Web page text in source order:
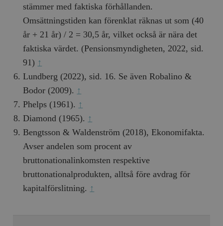
stämmer med faktiska förhållanden.
Omsättningstiden kan förenklat räknas ut som (40
år + 21 år) / 2 = 30,5 år, vilket också är nära det
faktiska värdet. (Pensionsmyndigheten, 2022, sid.
91) ↑
Lundberg (2022), sid. 16. Se även Robalino &
Bodor (2009). ↑
Phelps (1961). ↑
Diamond (1965). ↑
Bengtsson & Waldenström (2018), Ekonomifakta.
Avser andelen som procent av
bruttonationalinkomsten respektive
bruttonationalprodukten, alltså före avdrag för
kapitalförslitning. ↑